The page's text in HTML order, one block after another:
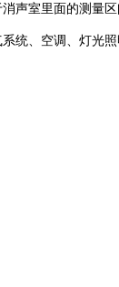
声室里面的测量
统、空调、灯光